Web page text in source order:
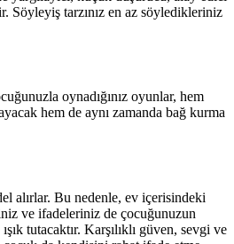
Söyleyiş tarzınız en az söyledikleriniz
oynadığınız oyunlar, hem
hem de aynı zamanda bağ kurma
alırlar. Bu nedenle, ev içerisindeki
ve ifadeleriniz de çocuğunuzun
tutacaktır. Karşılıklı güven, sevgi ve